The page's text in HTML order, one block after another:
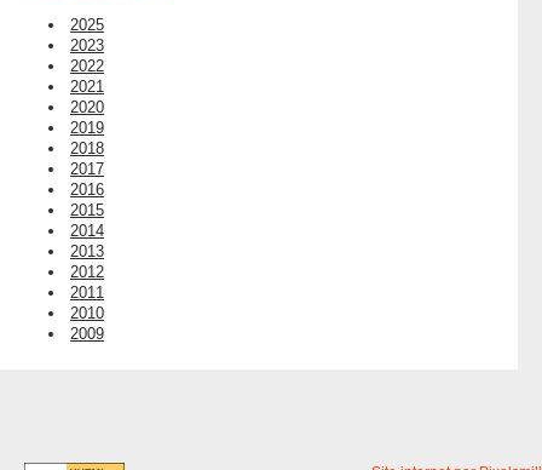
2025
2023
2022
2021
2020
2019
2018
2017
2016
2015
2014
2013
2012
2011
2010
2009